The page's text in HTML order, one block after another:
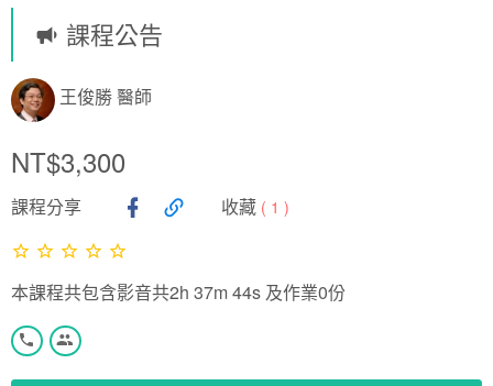
課程公告
王俊勝 醫師
NT$3,300
課程分享 收藏 ( 1 )
本課程共包含影音共2h 37m 44s 及作業0份